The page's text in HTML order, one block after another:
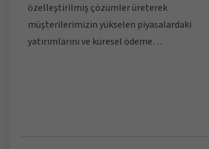
özelleştirilmiş çözümler üreterek
müşterilerimizin yükselen piyasalardaki
yatırımlarını ve küresel ödeme